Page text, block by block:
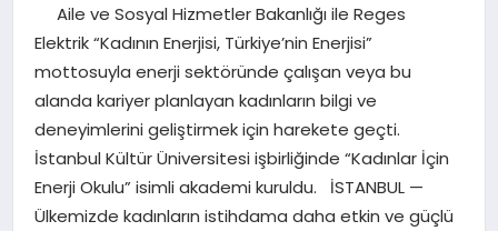
SAĞLIK
SIYASET
SPOR
TEKNOLOJI
Aile ve Sosyal Hizmetler Bakanlığı ile Reges
Elektrik “Kadının Enerjisi, Türkiye’nin Enerjisi”
mottosuyla enerji sektöründe çalışan veya bu
alanda kariyer planlayan kadınların bilgi ve
deneyimlerini geliştirmek için harekete geçti.
İstanbul Kültür Üniversitesi işbirliğinde “Kadınlar İçin
Enerji Okulu” isimli akademi kuruldu. İSTANBUL —
Ülkemizde kadınların istihdama daha etkin ve güçlü